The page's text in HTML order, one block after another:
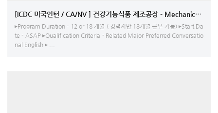
[ICDC 미국인턴 / CA/NV ] 건강기능식품 제조공장 -
▸Program Duration - 12 or 18 개월 ( 경력자만 18개월 근무 가능) ▸Start Da
te - ASAP ▸Qualification Criteria - Related Major Preferred Conversatio
nal English ▸ ...